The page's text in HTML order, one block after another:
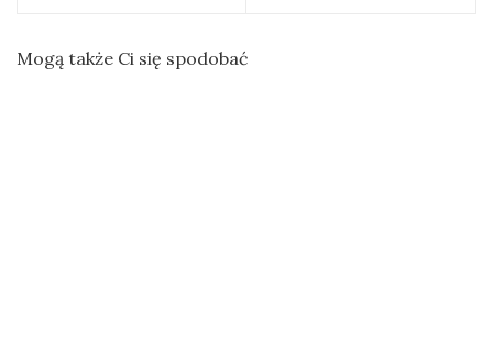
Mogą także Ci się spodobać